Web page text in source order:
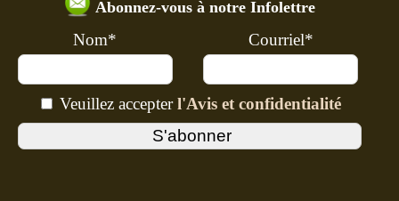
Abonnez-vous à notre Infolettre
Nom* Courriel*
Veuillez accepterl'Avis et confidentialité